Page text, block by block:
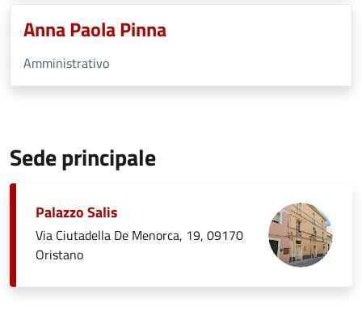
Anna Paola Pinna
Amministrativo
Sede principale
Palazzo Salis
Via Ciutadella De Menorca, 19, 09170
Oristano